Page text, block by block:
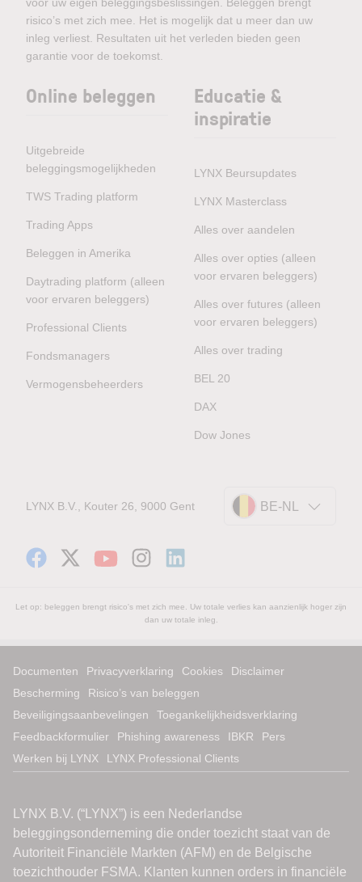
risico’s met zich mee. Het is mogelijk dat u meer dan uw
inleg verliest. Resultaten uit het verleden bieden geen
garantie voor de toekomst.
Online beleggen
Uitgebreide
beleggingsmogelijkheden
TWS Trading platform
Trading Apps
Beleggen in Amerika
Daytrading platform (alleen
voor ervaren beleggers)
Professional Clients
Fondsmanagers
Vermogensbeheerders
Educatie &
inspiratie
LYNX Beursupdates
LYNX Masterclass
Alles over aandelen
Alles over opties (alleen
voor ervaren beleggers)
Alles over futures (alleen
voor ervaren beleggers)
Alles over trading
BEL 20
DAX
Dow Jones
LYNX B.V., Kouter 26, 9000 Gent BE-NL
Let op: beleggen brengt risico's met zich mee. Uw totale verlies kan aanzienlijk hoger zijn
dan uw totale inleg.
Documenten Privacyverklaring Cookies
Disclaimer
Bescherming
Risico’s van beleggen
Beveiligingsaanbevelingen
Toegankelijkheidsverklaring
Feedbackformulier
Phishing awareness IBKR
Pers
Werken bij LYNX
LYNX Professional Clients